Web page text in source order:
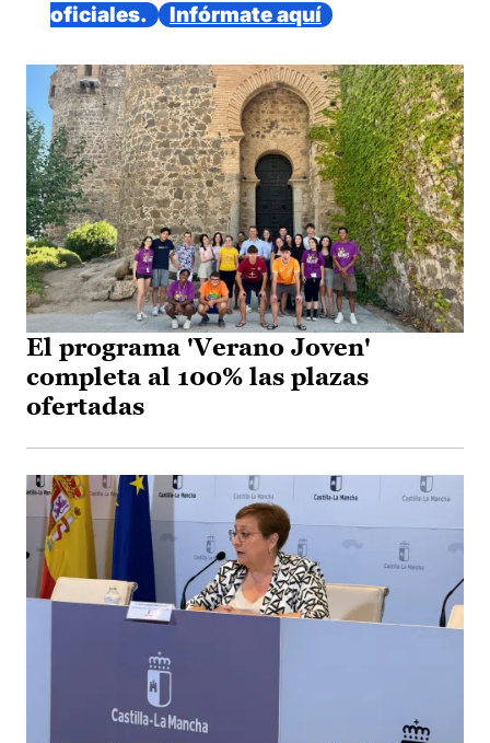
oficiales.
Infórmate aquí
El programa 'Verano Joven'
completa al 100% las plazas
ofertadas